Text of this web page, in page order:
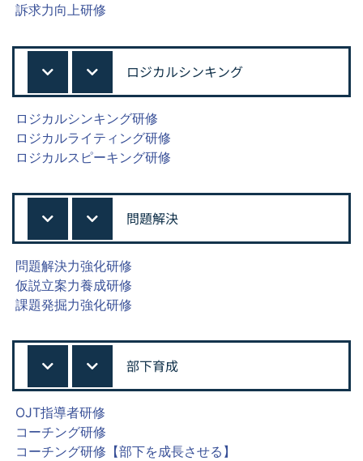
訴求力向上研修
ロジカルシンキング
ロジカルシンキング研修
ロジカルライティング研修
ロジカルスピーキング研修
問題解決
問題解決力強化研修
仮説立案力養成研修
課題発掘力強化研修
部下育成
OJT指導者研修
コーチング研修
コーチング研修【部下を成長させる】